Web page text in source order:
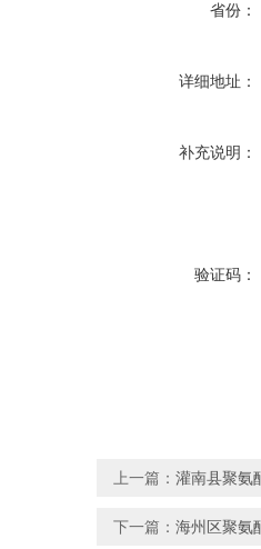
省份：
详细地址：
补充说明：
验证码：
上一篇： 灌南县聚氨
下一篇： 海州区聚氨